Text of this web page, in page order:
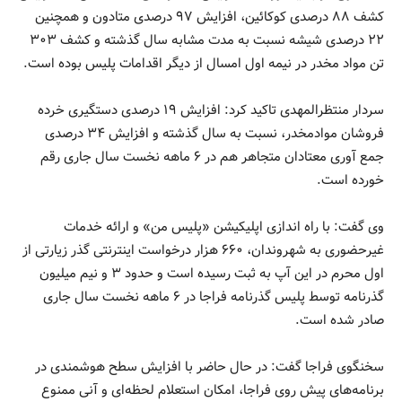
کشف ۸۸ درصدی کوکائین، افزایش ۹۷ درصدی متادون و همچنین
۲۲ درصدی شیشه نسبت به مدت مشابه سال گذشته و کشف ۳۰۳
تن مواد مخدر در نیمه اول امسال از دیگر اقدامات پلیس بوده است.
سردار منتظرالمهدی تاکید کرد: افزایش ۱۹ درصدی دستگیری خرده
فروشان موادمخدر، نسبت به سال گذشته و افزایش ۳۴ درصدی
جمع آوری معتادان متجاهر هم در ۶ ماهه نخست سال جاری رقم
خورده است.
وی گفت: با راه اندازی اپلیکیشن «پلیس من» و ارائه خدمات
غیرحضوری به شهروندان، ۶۶۰ هزار درخواست اینترنتی گذر زیارتی از
اول محرم در این آپ به ثبت رسیده است و حدود ۳ و نیم میلیون
گذرنامه توسط پلیس گذرنامه فراجا در ۶ ماهه نخست سال جاری
صادر شده است.
سخنگوی فراجا گفت: در حال حاضر با افزایش سطح هوشمندی در
برنامه‌های پیش روی فراجا، امکان استعلام لحظه‌ای و آنی ممنوع